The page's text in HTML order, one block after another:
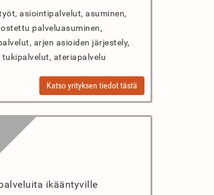
asiointipalvelut, asuminen,
palveluasuminen,
arjen asioiden järjestely,
ateriapalvelu
Katso yrityksen tiedot tästä
ikääntyville